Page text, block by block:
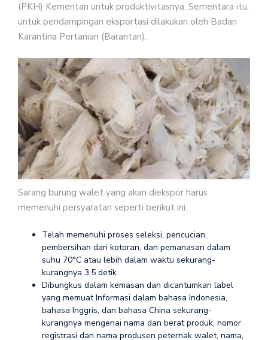
(PKH) Kementan untuk produktivitasnya. Sementara itu,
untuk pendampingan eksportasi dilakukan oleh Badan
Karantina Pertanian (Barantan).
Sarang burung walet yang akan diekspor harus
memenuhi persyaratan seperti berikut ini:
Telah memenuhi proses seleksi, pencucian,
pembersihan dari kotoran, dan pemanasan dalam
suhu 70°C atau lebih dalam waktu sekurang-
kurangnya 3,5 detik
Dibungkus dalam kemasan dan dicantumkan label
yang memuat Informasi dalam bahasa Indonesia,
bahasa Inggris, dan bahasa China sekurang-
kurangnya mengenai nama dan berat produk, nomor
registrasi dan nama produsen peternak walet, nama,